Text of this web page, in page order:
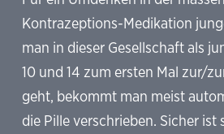
Kontrazeptions-Medikation
man in dieser Gesellschaft als
10 und 14 zum ersten Mal zur/
geht, bekommt man meist
die Pille verschrieben. Sicher ist